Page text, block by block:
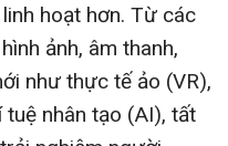
hoạt hơn. Từ các
ảnh, âm thanh,
như thực tế ảo (VR),
nhân tạo (AI), tất